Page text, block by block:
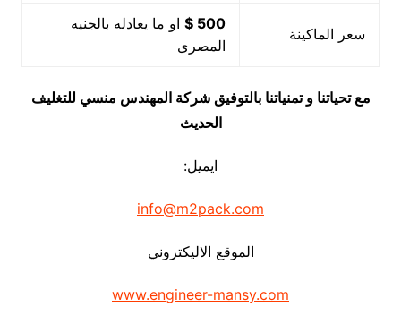
سعر الماكينة
500 $
او ما يعادله بالجنيه
المصرى
مع تحياتنا و تمنياتنا بالتوفيق شركة المهندس منسي للتغليف
الحديث
ايميل:
info@m2pack.com
الموقع الاليكتروني
www.engineer-mansy.com